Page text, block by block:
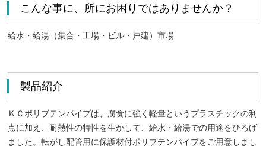
こんな事に、所にお困りではありませんか？
給水・給湯（集合・工場・ビル・戸建）市場
製品紹介
ＫＣポリブテンパイプは、腐食に強く軽量というプラスチックの利
点に加え、耐熱性の特性を生かして、給水・給湯での用途をひろげ
ました。転がし配管用に保護材付ポリブテンパイプをご用意しまし